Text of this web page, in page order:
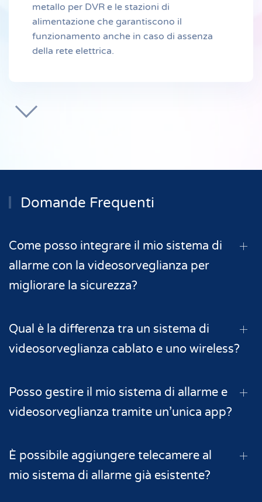
metallo per DVR e le stazioni di
alimentazione che garantiscono il
funzionamento anche in caso di assenza
della rete elettrica.
Domande Frequenti
Come posso integrare il mio sistema di
allarme con la videosorveglianza per
migliorare la sicurezza?
Qual è la differenza tra un sistema di
videosorveglianza cablato e uno wireless?
Posso gestire il mio sistema di allarme e
videosorveglianza tramite un’unica app?
È possibile aggiungere telecamere al
mio sistema di allarme già esistente?